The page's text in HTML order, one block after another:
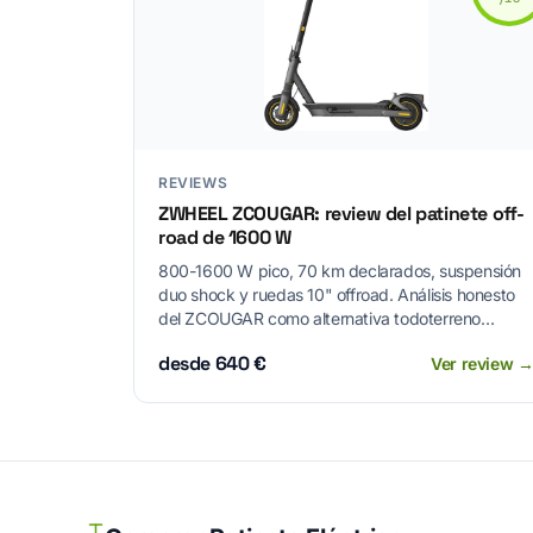
REVIEWS
ZWHEEL ZCOUGAR: review del patinete off-
road de 1600 W
800-1600 W pico, 70 km declarados, suspensión
duo shock y ruedas 10" offroad. Análisis honesto
del ZCOUGAR como alternativa todoterreno
desde 640 € Ver review →